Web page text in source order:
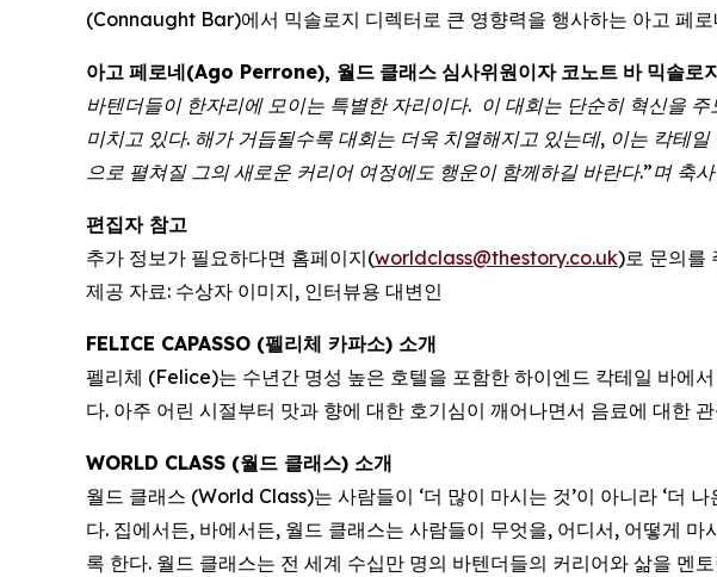
(Connaught Bar)에서 믹솔로지 디렉터로 큰 영향력을 행사하는 아고 페
아고 페로네(Ago Perrone), 월드 클래스 심사위원이자 코노트 바 믹솔로
바텐더들이 한자리에 모이는 특별한 자리이다. 이 대회는 단순히 혁신을 주
미치고 있다. 해가 거듭될수록 대회는 더욱 치열해지고 있는데, 이는 칵테일
으로 펼쳐질 그의 새로운 커리어 여정에도 행운이 함께하길 바란다.”며 축
편집자 참고
추가 정보가 필요하다면 홈페이지(worldclass@thestory.co.uk)로 문의를
제공 자료: 수상자 이미지, 인터뷰용 대변인
FELICE CAPASSO (펠리체 카파소) 소개
펠리체 (Felice)는 수년간 명성 높은 호텔을 포함한 하이엔드 칵테일 바에
다. 아주 어린 시절부터 맛과 향에 대한 호기심이 깨어나면서 음료에 대한
WORLD CLASS (월드 클래스) 소개
월드 클래스 (World Class)는 사람들이 ‘더 많이 마시는 것’이 아니라 ‘더
다. 집에서든, 바에서든, 월드 클래스는 사람들이 무엇을, 어디서, 어떻게
록 한다. 월드 클래스는 전 세계 수십만 명의 바텐더들의 커리어와 삶을 멘